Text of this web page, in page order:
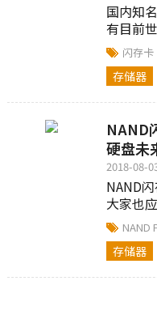
国内知
有目前
1.0技术
闪存卡
存储器
NAND
硬盘未
2018-08-
NAND
大家也
闪存容
是起步
NAND
存储器